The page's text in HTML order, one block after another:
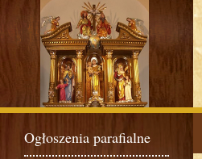
Ogłoszenia parafialne